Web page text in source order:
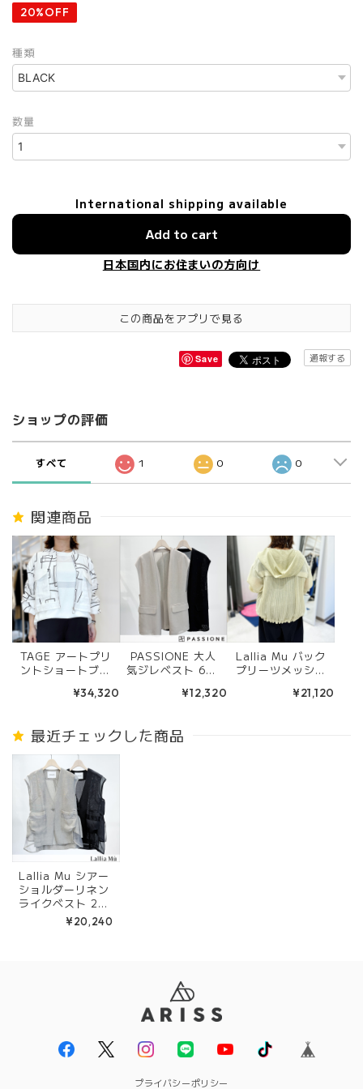
20%OFF
種類
数量
International shipping available
Add to cart
日本国内にお住まいの方向け
この商品をアプリで見る
Save 通報する
ショップの評価
すべて 1 0 0
関連商品
TAGE アートプリ
ントショートブル
601-TGJK129
¥34,320
PASSIONE 大人
気ジレベスト 626
ラック)¥12,320
Lallia Mu バック
プリーツメッシュ
(Off/pale gree
¥21,120
最近チェックした商品
Lallia Mu シアー
ショルダーリネン
ライクベスト 261
2270 Off/BlAC
¥20,240
プライバシーポリシー